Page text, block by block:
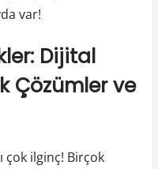
var!
Dijital
Çözümler ve
çok ilginç! Birçok